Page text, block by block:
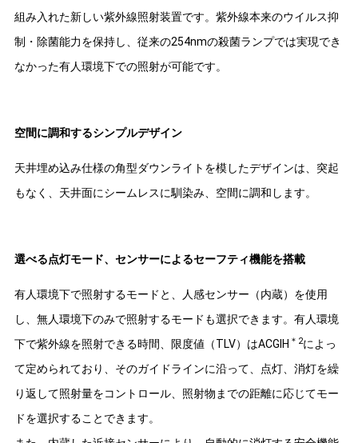
組み入れた新しい紫外線照射装置です。紫外線本来のウイルス抑
制・除菌能力を保持し、従来の254nmの殺菌ランプでは実現でき
なかった有人環境下での照射が可能です。
空間に調和するシンプルデザイン
天井埋め込み仕様の角型ダウンライトを模したデザインは、突起
もなく、天井面にシームレスに馴染み、空間に調和します。
選べる点灯モード、センサーによるセーフティ機能を搭載
有人環境下で照射するモードと、人感センサー（内蔵）を使用
し、無人環境下のみで照射するモードも選択できます。有人環境
下で紫外線を照射できる時間、限度値（TLV）はACGIH ＊2によっ
て定められており、そのガイドラインに沿って、点灯、消灯を繰
り返して照射量をコントロール、照射物までの距離に応じてモー
ドを選択することできます。